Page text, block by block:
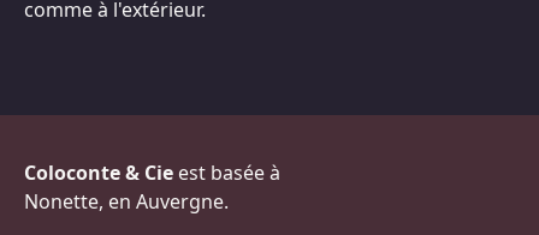
comme à l'extérieur.
Coloconte & Cie est basée à
Nonette, en Auvergne.